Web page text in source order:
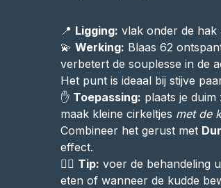
📍 Ligging: vlak onder de hak
💫 Werking: Blaas 62
verbetert de souplesse in de
Het punt is ideaal bij stijve
✋ Toepassing: plaats je
maak kleine cirkeltjes met de
Combineer het gerust met
effect.
🧘‍♀️ Tip: voer de behandeling
eten of wanneer de kudde